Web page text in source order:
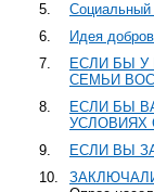
5.
Социальный
6.
Идея
7.
ЕСЛИ БЫ
СЕМЬИ
8.
ЕСЛИ БЫ
УСЛОВИЯХ
9.
ЕСЛИ ВЫ
10.